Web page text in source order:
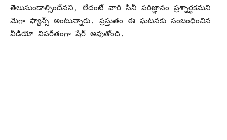
తెలుసుండాల్సిందేనని, లేదంటే వారి సినీ పరిజ్ఞానం ప్రశ్నార్థకమని
మెగా ఫ్యాన్స్ అంటున్నారు. ప్రస్తుతం ఈ ఘటనకు సంబంధించిన
వీడియో విపరీతంగా షేర్ అవుతోంది.